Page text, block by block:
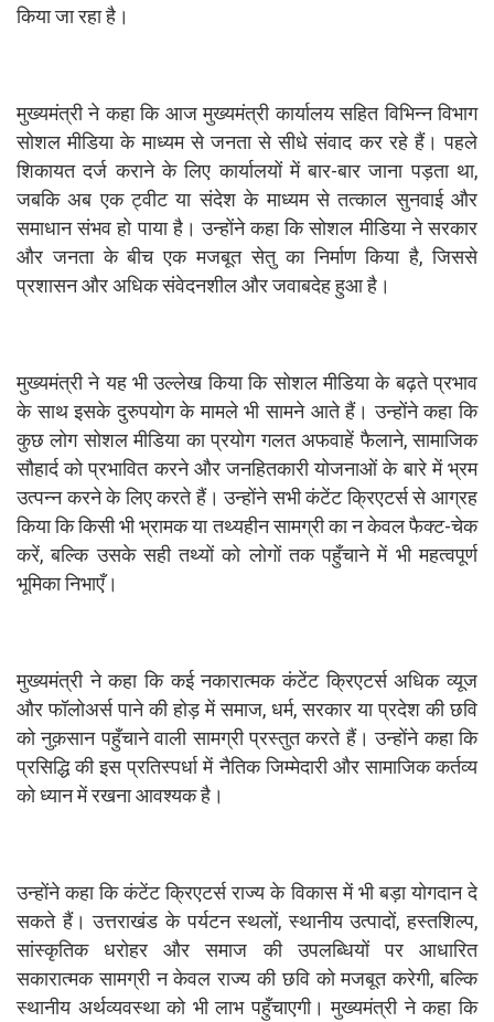
किया जा रहा है।
मुख्यमंत्री ने कहा कि आज मुख्यमंत्री कार्यालय सहित विभिन्न विभाग
सोशल मीडिया के माध्यम से जनता से सीधे संवाद कर रहे हैं। पहले
शिकायत दर्ज कराने के लिए कार्यालयों में बार-बार जाना पड़ता था,
जबकि अब एक ट्वीट या संदेश के माध्यम से तत्काल सुनवाई और
समाधान संभव हो पाया है। उन्होंने कहा कि सोशल मीडिया ने सरकार
और जनता के बीच एक मजबूत सेतु का निर्माण किया है, जिससे
प्रशासन और अधिक संवेदनशील और जवाबदेह हुआ है।
मुख्यमंत्री ने यह भी उल्लेख किया कि सोशल मीडिया के बढ़ते प्रभाव
के साथ इसके दुरुपयोग के मामले भी सामने आते हैं। उन्होंने कहा कि
कुछ लोग सोशल मीडिया का प्रयोग गलत अफवाहें फैलाने, सामाजिक
सौहार्द को प्रभावित करने और जनहितकारी योजनाओं के बारे में भ्रम
उत्पन्न करने के लिए करते हैं। उन्होंने सभी कंटेंट क्रिएटर्स से आग्रह
किया कि किसी भी भ्रामक या तथ्यहीन सामग्री का न केवल फैक्ट-चेक
करें, बल्कि उसके सही तथ्यों को लोगों तक पहुँचाने में भी महत्वपूर्ण
भूमिका निभाएँ।
मुख्यमंत्री ने कहा कि कई नकारात्मक कंटेंट क्रिएटर्स अधिक व्यूज
और फॉलोअर्स पाने की होड़ में समाज, धर्म, सरकार या प्रदेश की छवि
को नुक़सान पहुँचाने वाली सामग्री प्रस्तुत करते हैं। उन्होंने कहा कि
प्रसिद्धि की इस प्रतिस्पर्धा में नैतिक जिम्मेदारी और सामाजिक कर्तव्य
को ध्यान में रखना आवश्यक है।
उन्होंने कहा कि कंटेंट क्रिएटर्स राज्य के विकास में भी बड़ा योगदान दे
सकते हैं। उत्तराखंड के पर्यटन स्थलों, स्थानीय उत्पादों, हस्तशिल्प,
सांस्कृतिक धरोहर और समाज की उपलब्धियों पर आधारित
सकारात्मक सामग्री न केवल राज्य की छवि को मजबूत करेगी, बल्कि
स्थानीय अर्थव्यवस्था को भी लाभ पहुँचाएगी। मुख्यमंत्री ने कहा कि